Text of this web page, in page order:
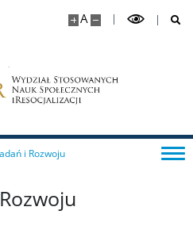
A
i Rozwoju